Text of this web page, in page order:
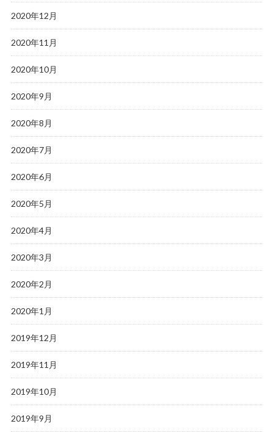
2020年12月
2020年11月
2020年10月
2020年9月
2020年8月
2020年7月
2020年6月
2020年5月
2020年4月
2020年3月
2020年2月
2020年1月
2019年12月
2019年11月
2019年10月
2019年9月